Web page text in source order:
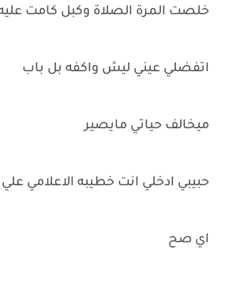
خلصت المرة الصلاة وكبل كامت
اتفضلي عيني ليش واكفه بل باب
ميخالف حياتي مايصير
حبيبي ادخلي انت خطيبه الاعلامي
اي صح